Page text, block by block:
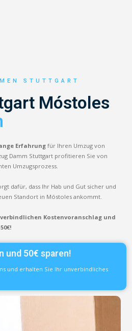
STUTTGART
Móstoles
Erfahrung für Ihren Umzug von
Damm Stuttgart profitieren Sie von
Umzugsprozess.
dafür, dass Ihr Hab und Gut sicher und
Standort in Móstoles ankommt.
Kostenvoranschlag und
und 50€ sparen!
und erhalten Sie Ihr unverbindliches